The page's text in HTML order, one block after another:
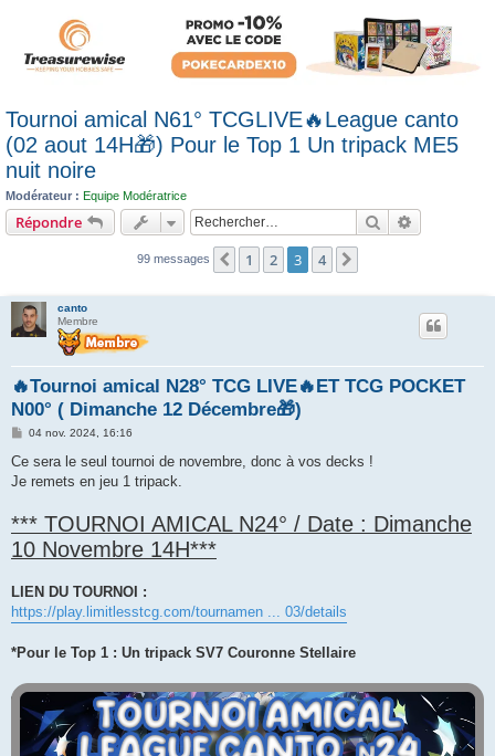
Tournoi amical N61° TCGLIVE🔥League canto
(02 aout 14H🎁) Pour le Top 1 Un tripack ME5
nuit noire
Modérateur : Equipe Modératrice
Répondre Rechercher
99 messages Précédent
1 2 3 4
canto
Membre
🔥Tournoi amical N28° TCG LIVE🔥ET TCG POCKET
N00° ( Dimanche 12 Décembre🎁)
M
s
a
04 nov. 2024, 16:16
Ce sera le seul tournoi de novembre, donc à vos decks !
Je remets en jeu 1 tripack.
*** TOURNOI AMICAL N24° / Date : Dimanche
10 Novembre 14H***
LIEN DU TOURNOI :
https://play.limitlesstcg.com/tournamen ... 03/details
*Pour le Top 1 : Un tripack SV7 Couronne Stellaire